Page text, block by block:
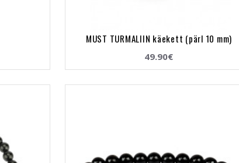
MUST TURMALIIN käekett (pärl 10 mm)
49.90€